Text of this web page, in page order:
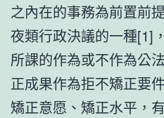
之內在的事務為前置前
夜類行政決議的一種[1]
所課的作為或不作為公
正成果作為拒不矯正要
矯正意愿、矯正水平，